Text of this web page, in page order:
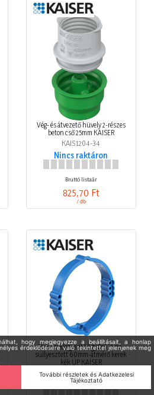
Vég- és átvezető hüvely 2-részes
beton cső 25mm KAISER
KAIS1204-34
Nincs raktáron
Bruttó listaár
825,70 Ft
/ db
Vakolatkiegyenlítő gyűrű 12mm
süllyesztett 60mm-átmérő kerek
kék UP KAISER
KAIS1155-63
Nincs raktáron